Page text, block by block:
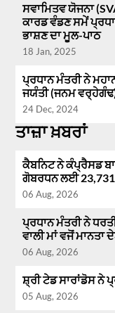
ਸਵਾਮਿਤਵ ਯੋਜਨਾ
ਕਾਰਡ ਵੰਡਣ ਸਮੇਂ
ਭਾਸ਼ਣ ਦਾ ਮੂਲ-ਪਾਠ
18 Jan, 2025
ਪ੍ਰਧਾਨ ਮੰਤਰੀ ਨੇ
ਜਯੰਤੀ (ਜਨਮ ਵਰ੍ਹੇਗੰਢ)
24 Dec, 2024
ਤਾਜ਼ਾ ਖ਼ਬਰਾਂ
ਕੈਬਨਿਟ ਨੇ ਕੰਪ੍ਰੈਸਡ
ਗੋਬਰਧਨ ਲਈ 23,731
06 Aug, 2026
ਪ੍ਰਧਾਨ ਮੰਤਰੀ ਨੇ
ਵਾਲੀ ਮਾਂ ਵਜੋਂ ਮਾਨਤਾ
06 Aug, 2026
ਸ਼੍ਰੀ ਟੇਡ ਸਾਰਾਂਡੋਸ ਨੇ
05 Aug, 2026